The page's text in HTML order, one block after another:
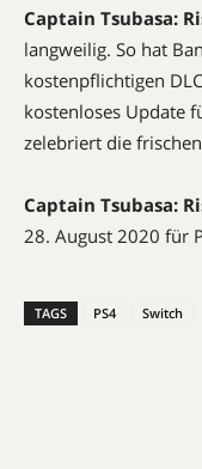
Captain Tsubasa:
langweilig. So hat
kostenpflichtigen
kostenloses Update
zelebriert die
Captain Tsubasa:
28. August 2020 für
TAGS PS4 Switch